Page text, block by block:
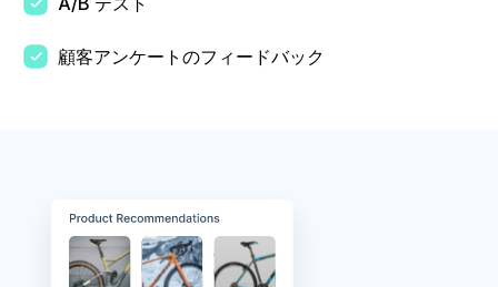
顧客アンケートのフィードバック